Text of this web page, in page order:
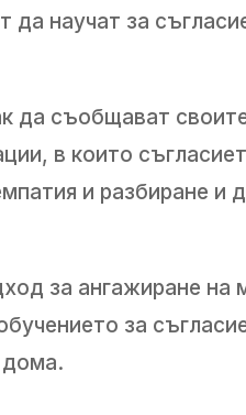
да научат за
да съобщават
в които
и разбиране и
за ангажиране на
за
дома.